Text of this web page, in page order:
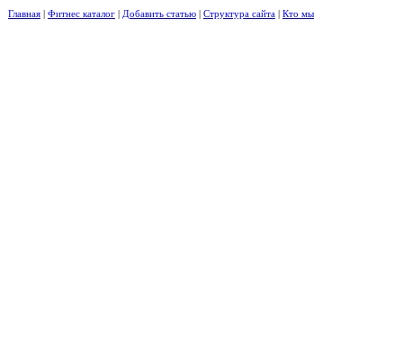
Главная | Фитнес каталог | Добавить статью | Структура сайта | Кто мы